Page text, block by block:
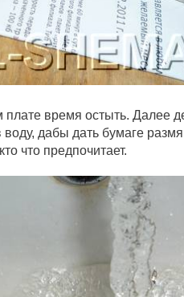
время остыть. Далее
воду, дабы дать бумаге
что предпочитает.